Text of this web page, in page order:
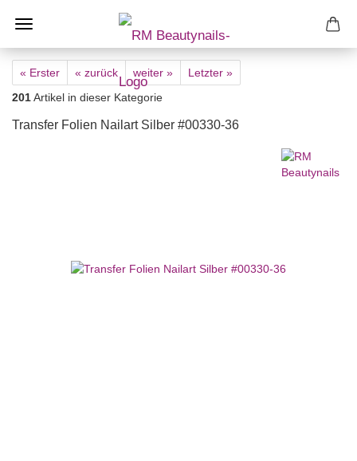
« Erster « zurück weiter »
Letzter »
201Artikel in dieser Kategorie
Transfer Folien Nailart Silber #00330-36